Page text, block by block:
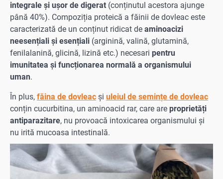
integrale și ușor de digerat (conținutul acestora ajunge
până 40%). Compoziția proteică a făinii de dovleac este
caracterizată de un conținut ridicat de aminoacizi
neesențiali și esențiali (arginină, valină, glutamină,
fenilalanină, glicină, lizină etc.) necesari pentru
imunitatea și funcționarea normală a organismului
uman.
În plus, făina de dovleac și uleiul de semințe de dovleac
conțin cucurbitina, un aminoacid rar, care are proprietăți
antiparazitare, nu provoacă intoxicarea organismului și
nu irită mucoasa intestinală.